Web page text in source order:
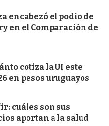
encabezó el podio de
en el Comparación de
cotiza la UI este
en pesos uruguayos
cuáles son sus
aportan a la salud